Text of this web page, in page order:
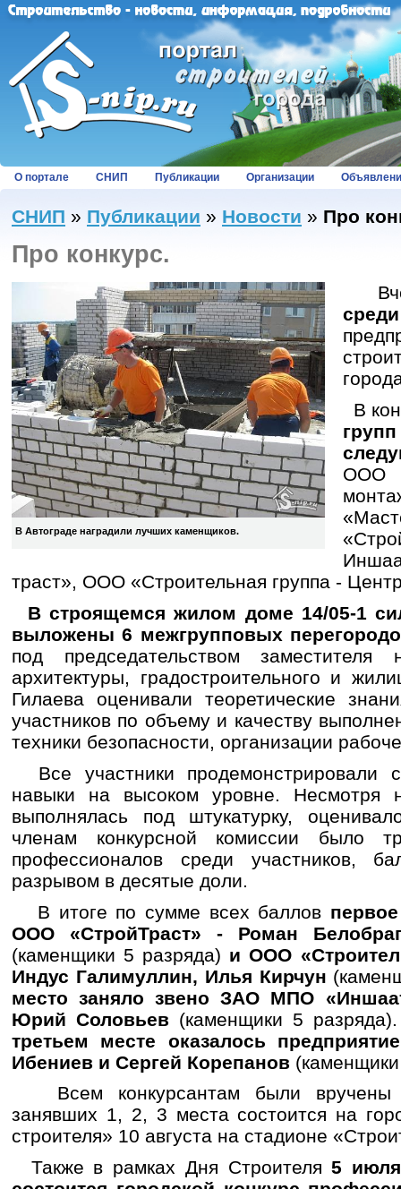
О портале СНИП Публикации Организации
СНИП » Публикации » Новости » Про
Про конкурс.
В Автограде наградили лучших каменщиков.
В
ООО
траст», ООО «Строительная группа -
В строящемся жилом доме 14/05-1
выложены 6 межгрупповых
под председательством заместителя
архитектуры, градостроительного и
Гилаева оценивали теоретические
участников по объему и качеству
техники безопасности, организации
Все участники продемонстрировали
навыки на высоком уровне. Несмотря
выполнялась под штукатурку,
членам конкурсной комиссии было
профессионалов среди участников,
разрывом в десятые доли.
В итоге по сумме всех баллов первое
ООО «СтройТраст» - Роман
(каменщики 5 разряда) и ООО
Индус Галимуллин, Илья Кирчун
место заняло звено ЗАО МПО
Юрий Соловьев (каменщики 5
третьем месте оказалось
Ибениев и Сергей Корепанов
Всем конкурсантам были вручены
занявших 1, 2, 3 места состоится на
строителя» 10 августа на стадионе
Также в рамках Дня Строителя 5